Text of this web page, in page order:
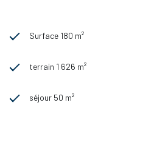
Surface 180 m²
terrain 1 626 m²
séjour 50 m²